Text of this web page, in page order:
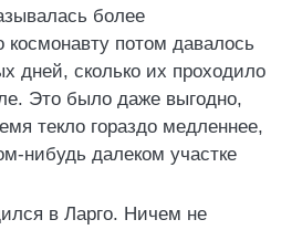
более
космонавту потом давалось
дней, сколько их проходило
Это было даже выгодно,
текло гораздо медленнее,
нибудь далеком участке
в Ларго. Ничем не